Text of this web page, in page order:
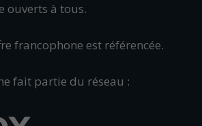
ouverts à tous.
francophone est référencée.
fait partie du réseau :